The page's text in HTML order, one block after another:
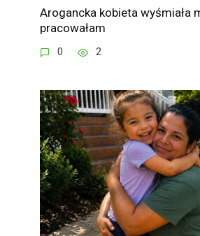
Arogancka kobieta wyśmiała
pracowałam
0 2